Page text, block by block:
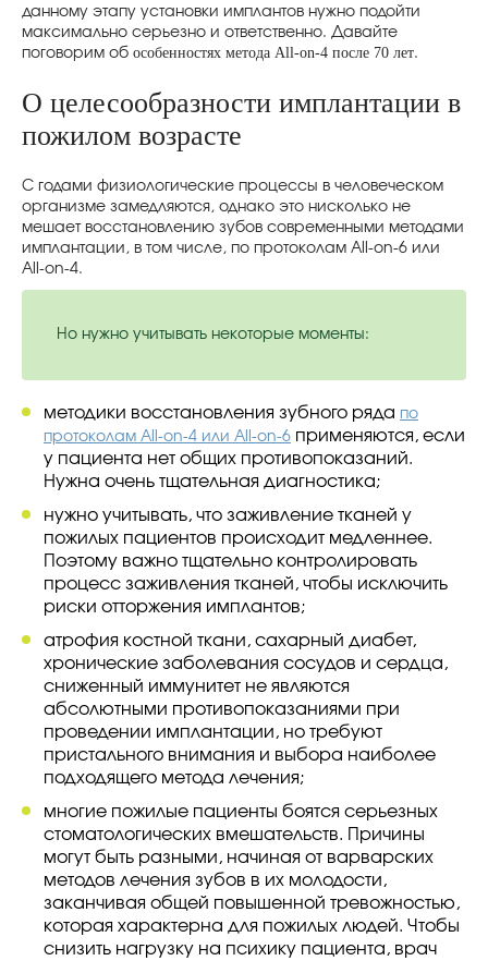
данному этапу установки имплантов нужно подойти
максимально серьезно и ответственно. Давайте
поговорим об особенностях метода All-on-4 после 70 лет.
О целесообразности имплантации в
пожилом возрасте
С годами физиологические процессы в человеческом
организме замедляются, однако это нисколько не
мешает восстановлению зубов современными методами
имплантации, в том числе, по протоколам All-on-6 или
All-on-4.
Но нужно учитывать некоторые моменты:
методики восстановления зубного ряда по
протоколам All-on-4 или All-on-6 применяются, если
у пациента нет общих противопоказаний.
Нужна очень тщательная диагностика;
нужно учитывать, что заживление тканей у
пожилых пациентов происходит медленнее.
Поэтому важно тщательно контролировать
процесс заживления тканей, чтобы исключить
риски отторжения имплантов;
атрофия костной ткани, сахарный диабет,
хронические заболевания сосудов и сердца,
сниженный иммунитет не являются
абсолютными противопоказаниями при
проведении имплантации, но требуют
пристального внимания и выбора наиболее
подходящего метода лечения;
многие пожилые пациенты боятся серьезных
стоматологических вмешательств. Причины
могут быть разными, начиная от варварских
методов лечения зубов в их молодости,
заканчивая общей повышенной тревожностью,
которая характерна для пожилых людей. Чтобы
снизить нагрузку на психику пациента, врач